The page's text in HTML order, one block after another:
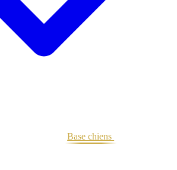
Base chiens